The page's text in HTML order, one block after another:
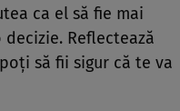
ca el să fie mai
Reflectează
să fii sigur că te va